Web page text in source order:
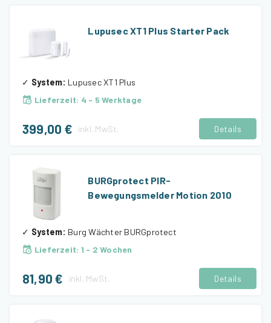
Lupusec XT1 Plus Starter Pack
✓ System: Lupusec XT1 Plus
Lieferzeit: 4 - 5 Werktage
399,00 € inkl. MwSt. Details
BURGprotect PIR-
Bewegungsmelder Motion 2010
✓ System: Burg Wächter BURGprotect
Lieferzeit: 1 - 2 Wochen
81,90 € inkl. MwSt. Details